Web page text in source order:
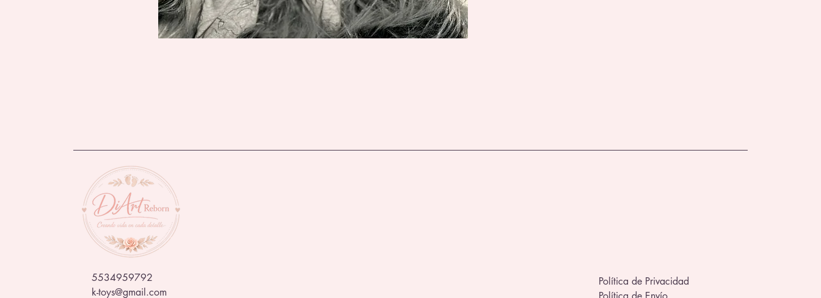
5534959792
k-toys@gmail.com
Política de Privacidad